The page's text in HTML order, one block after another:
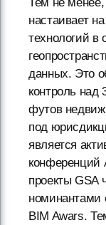
настаивает
технологий в
данных. Это
контроль над
футов
под
является
конференций
проекты GSA
номинантами
BIM Awars.